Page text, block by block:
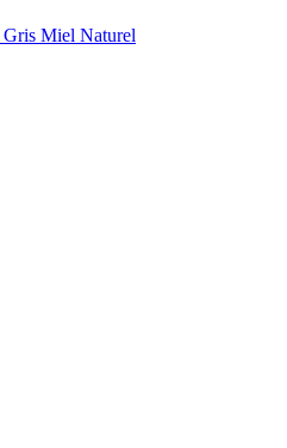
Gris Miel Naturel